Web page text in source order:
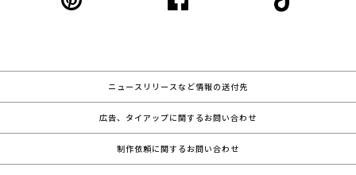
ニュースリリースなど情報の送付先
広告、タイアップに関するお問い合わせ
制作依頼に関するお問い合わせ